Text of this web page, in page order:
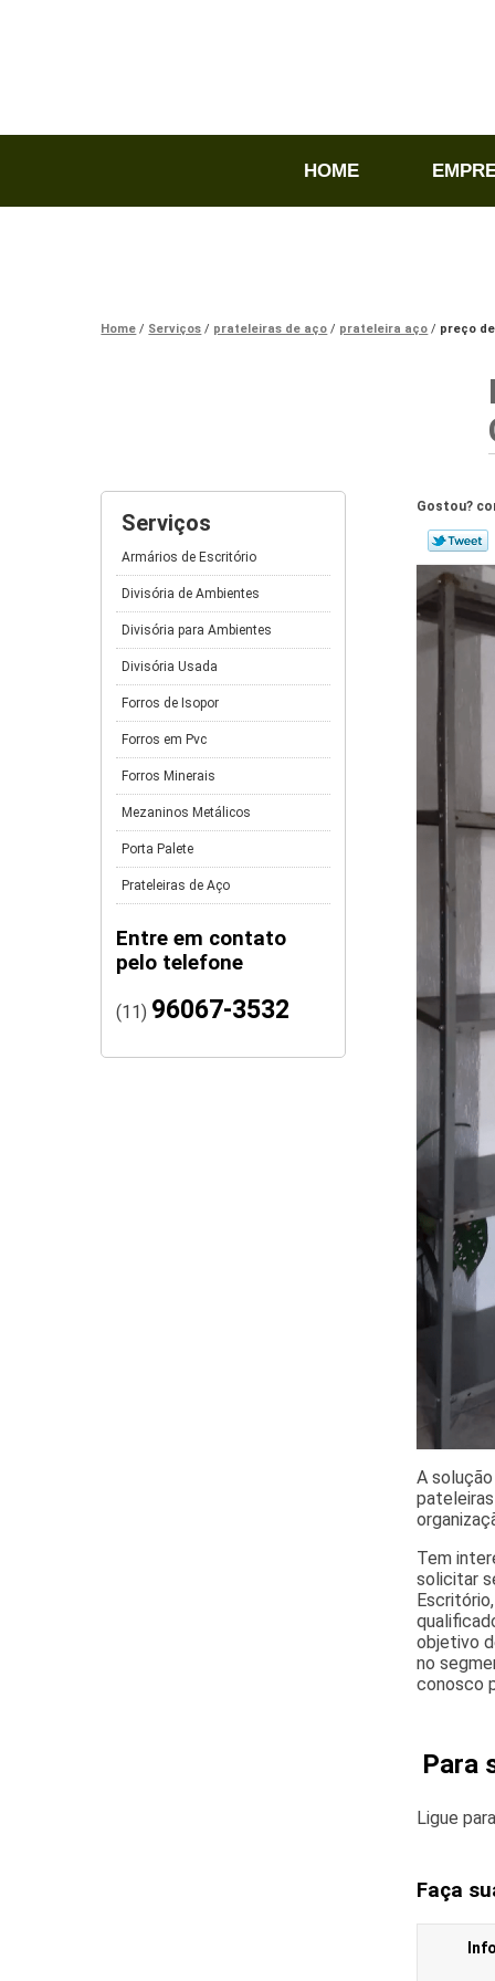
HOME
Home Serviços prateleiras de aço prateleira aço preço
Serviços
Armários de Escritório
Divisória de Ambientes
Divisória para Ambientes
Divisória Usada
Forros de Isopor
Forros em Pvc
Forros Minerais
Mezaninos Metálicos
Porta Palete
Prateleiras de Aço
Entre em contato
pelo telefone
(11) 96067-3532
Gostou?
A
Tem
solicitar
objetivo
no
conosco
Para
Ligue
Faça